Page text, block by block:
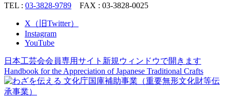
TEL : 03-3828-9789 FAX : 03-3828-0025
X（旧Twitter）
Instagram
YouTube
日本工芸会会員専用サイト 新規ウィンドウで開きます
Handbook for the Appreciation ofJapanese Traditional Crafts